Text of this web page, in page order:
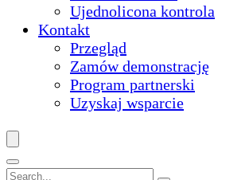
Ujednolicona kontrola
Kontakt
Przegląd
Zamów demonstrację
Program partnerski
Uzyskaj wsparcie